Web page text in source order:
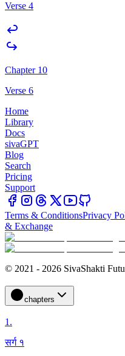
Verse 4
Chapter 10
Verse 6
Home
Library
Docs
sivaGPT
Blog
Search
Pricing
Support
Terms & ConditionsPrivacy
& Exchange
© 2021 - 2026 SivaShakti
chapters
1.
सर्ग १